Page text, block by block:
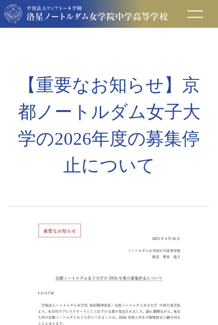
保護者の方へ
卒業生の方へ
入試情報
【重要なお知らせ】京
都ノートルダム女子大
学の2026年度の募集停
止について